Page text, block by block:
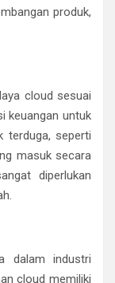
produk,
cloud sesuai
keuangan untuk
terduga, seperti
masuk secara
diperlukan
dalam industri
cloud memiliki